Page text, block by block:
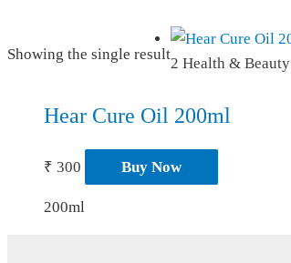
Showing the single result
2 Health & Beauty
Hear Cure Oil 200ml
₹ 300 Buy Now
200ml